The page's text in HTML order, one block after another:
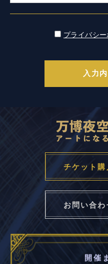
プライバシ
チケット
お問い合
開催